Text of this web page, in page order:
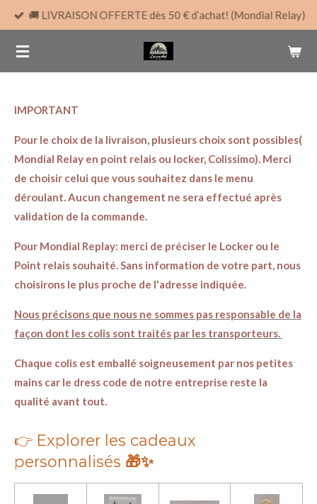
Passer
contenu
principal
🚚 LIVRAISON OFFERTE dès 50 € d’achat! (Mondial Relay)
IMPORTANT
Pour le choix de la livraison, plusieurs choix sont possibles(
Mondial Relay en point relais ou locker, Colissimo). Merci
de choisir celui que vous souhaitez dans le menu
déroulant. Aucun changement ne sera effectué après
validation de la commande.
Pour Mondial Replay: merci de préciser le Locker ou le
Point relais souhaité. Sans information de votre part, nous
choisirons le plus proche de l'adresse indiquée.
Nous précisons que nous ne sommes pas responsable de la
façon dont les colis sont traités par les transporteurs.
Chaque colis est emballé soigneusement par nos petites
mains car le dress code de notre entreprise reste la
qualité avant tout.
👉 Explorer les cadeaux
personnalisés 🎁✨